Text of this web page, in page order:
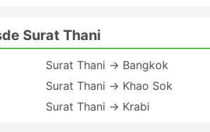
Surat Thani
Surat Thani → Bangkok
Surat Thani → Khao Sok
Surat Thani → Krabi